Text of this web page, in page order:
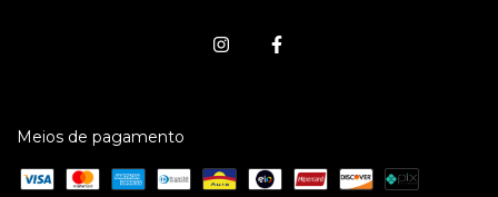
Meios de pagamento